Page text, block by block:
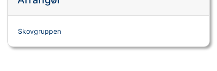
Skovgruppen